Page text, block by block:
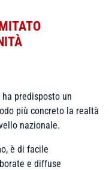
predisposto un
più concreto la realtà
nazionale.
è di facile
e diffuse